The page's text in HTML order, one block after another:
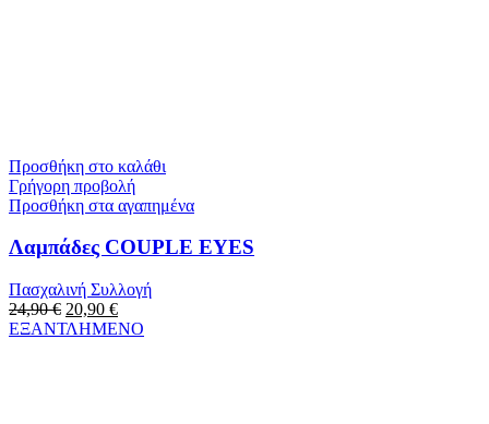
Προσθήκη στο καλάθι
Γρήγορη προβολή
Προσθήκη στα αγαπημένα
Λαμπάδες COUPLE EYES
Πασχαλινή Συλλογή
24,90€ 20,90 €
ΕΞΑΝΤΛΗΜΕΝΟ